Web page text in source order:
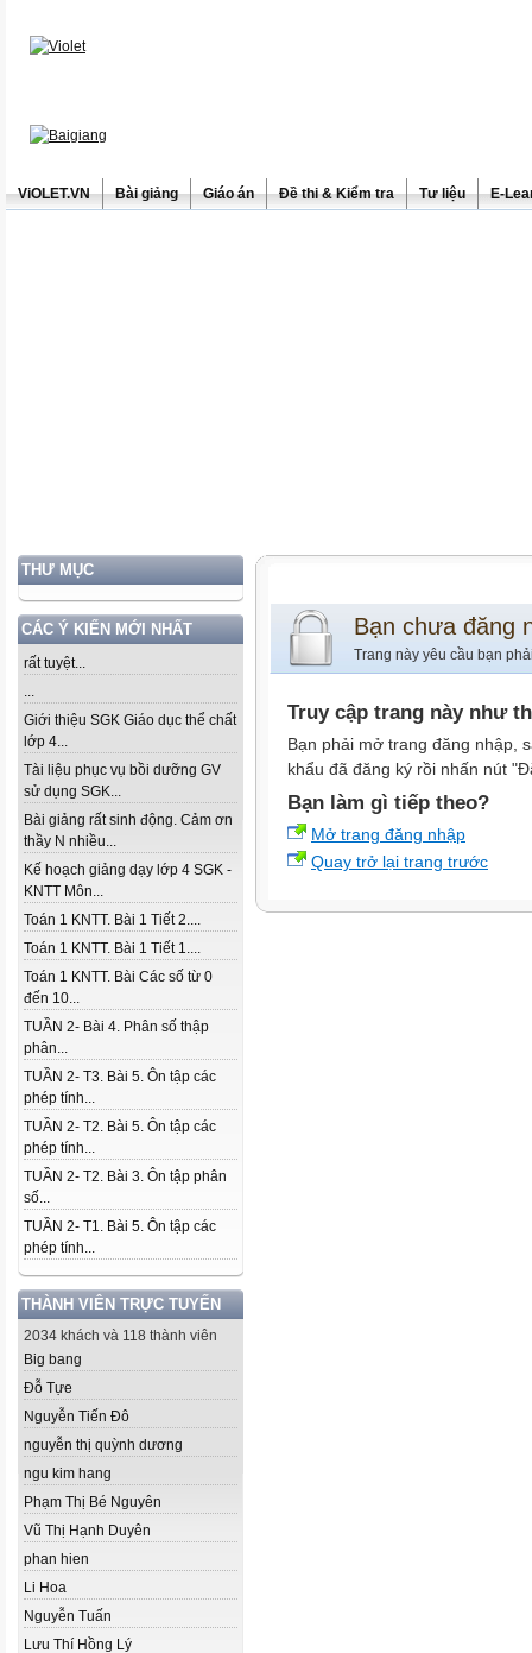
ViOLET.VN Bài giảng Giáo án Đề thi & Kiểm tra Tư liệu E-
THƯ MỤC
CÁC Ý KIẾN MỚI NHẤT
rất tuyệt...
...
Giới thiệu SGK Giáo dục thể chất
lớp 4...
Tài liệu phục vụ bồi dưỡng GV
sử dụng SGK...
Bài giảng rất sinh động. Cảm ơn
thầy N nhiều...
Kế hoạch giảng dạy lớp 4 SGK -
KNTT Môn...
Toán 1 KNTT. Bài 1 Tiết 2....
Toán 1 KNTT. Bài 1 Tiết 1....
Toán 1 KNTT. Bài Các số từ 0
đến 10...
TUẦN 2- Bài 4. Phân số thập
phân...
TUẦN 2- T3. Bài 5. Ôn tập các
phép tính...
TUẦN 2- T2. Bài 5. Ôn tập các
phép tính...
TUẦN 2- T2. Bài 3. Ôn tập phân
số...
TUẦN 2- T1. Bài 5. Ôn tập các
phép tính...
THÀNH VIÊN TRỰC TUYẾN
2034 khách và 118 thành viên
Big bang
Đỗ Tựe
Nguyễn Tiến Đô
nguyễn thị quỳnh dương
ngu kim hang
Phạm Thị Bé Nguyên
Vũ Thị Hạnh Duyên
phan hien
Li Hoa
Nguyễn Tuấn
Lưu Thí Hồng Lý
Bạn chưa đăng
Trang này yêu cầu bạn
Truy cập trang này như
Bạn phải mở trang đăng nhập,
khẩu đã đăng ký rồi nhấn nút
Bạn làm gì tiếp theo?
Mở trang đăng nhập
Quay trở lại trang trước